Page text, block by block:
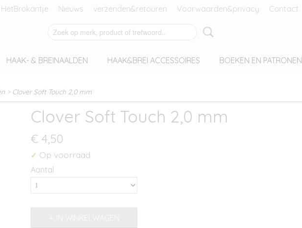
Nieuws verzenden&retouren Voorwaarden&privacy Contact
HAAK- & BREINAALDEN HAAK&BREI ACCESSOIRES BOEKEN EN PATRONEN
> Clover Soft Touch 2,0 mm
Clover Soft Touch 2,0 mm
€ 4,50
✓ Op voorraad
Aantal